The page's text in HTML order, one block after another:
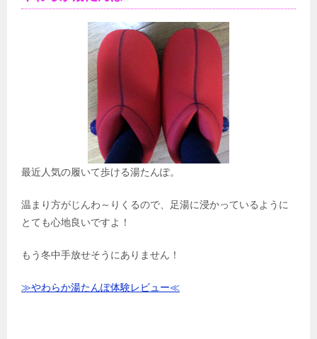
最近人気の履いて歩ける湯たんぽ。
温まり方がじんわ～りくるので、足湯に浸かっているように
とても心地良いですよ！
もう冬中手放せそうにありません！
≫やわらか湯たんぽ体験レビュー≪